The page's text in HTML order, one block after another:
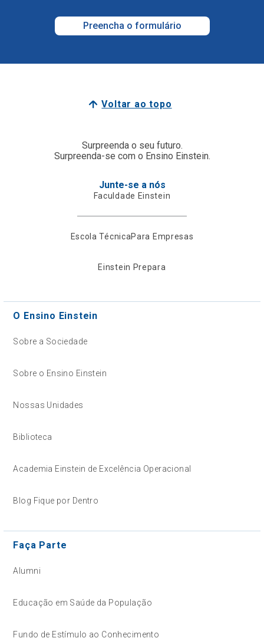
Preencha o formulário
Voltar ao topo
Surpreenda o seu futuro.
Surpreenda-se com o Ensino Einstein.
Junte-se a nós
Faculdade Einstein
Escola TécnicaPara Empresas
Einstein Prepara
O Ensino Einstein
Sobre a Sociedade
Sobre o Ensino Einstein
Nossas Unidades
Biblioteca
Academia Einstein de Excelência Operacional
Blog Fique por Dentro
Faça Parte
Alumni
Educação em Saúde da População
Fundo de Estímulo ao Conhecimento